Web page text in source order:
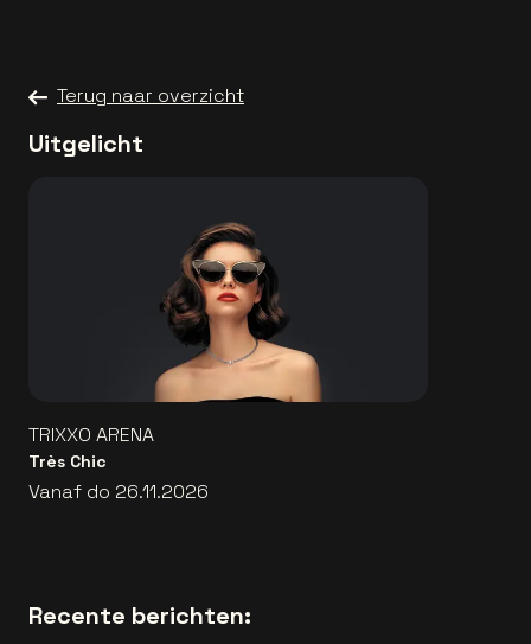
Terug naar overzicht
Uitgelicht
TRIXXO ARENA
Très Chic
Vanaf do 26.11.2026
Recente berichten: